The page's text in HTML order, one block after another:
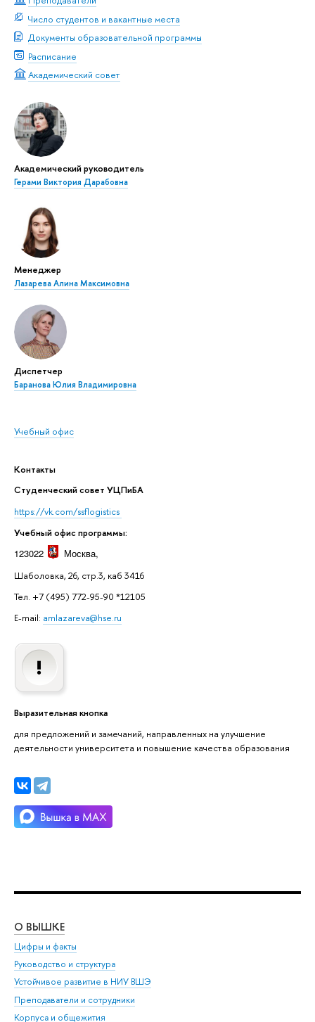
Число студентов и вакантные места
Документы образовательной программы
Расписание
Академический совет
Академический руководитель
Герами Виктория Дарабовна
Менеджер
Лазарева Алина Максимовна
Диспетчер
Баранова Юлия Владимировна
Учебный офис
Контакты
Студенческий совет УЦПиБА
https://vk.com/ssflogistics
Учебный офис программы:
123022 Москва,
Шаболовка, 26, стр.3, каб 3416
Тел. +7 (495) 772-95-90 *12105
E-mail: amlazareva@hse.ru
Выразительная кнопка
для предложений и замечаний, направленных на улучшение
деятельности университета и повышение качества образования
О ВЫШКЕ
Цифры и факты
Руководство и структура
Устойчивое развитие в НИУ ВШЭ
Преподаватели и сотрудники
Корпуса и общежития